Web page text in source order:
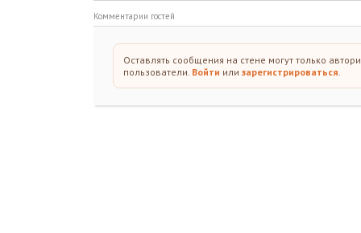
Комментарии гостей
Оставлять сообщения на стене могут только
пользователи. Войти или зарегистрироваться.